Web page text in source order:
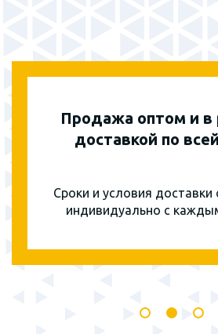
Продажа оптом и в
доставкой по
Сроки и условия
индивидуально с